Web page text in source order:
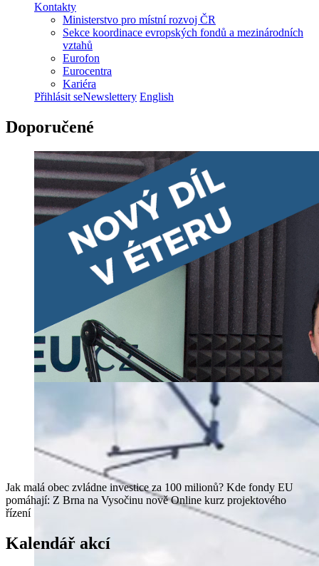
Kontakty
Ministerstvo pro místní rozvoj ČR
Sekce koordinace evropských fondů a mezinárodních
vztahů
Eurofon
Eurocentra
Kariéra
Přihlásit seNewslettery English
Doporučené
Jak malá obec zvládne investice za 100 milionů? Kde fondy EU
pomáhají: Z Brna na Vysočinu nově Online kurz projektového
řízení
Kalendář akcí